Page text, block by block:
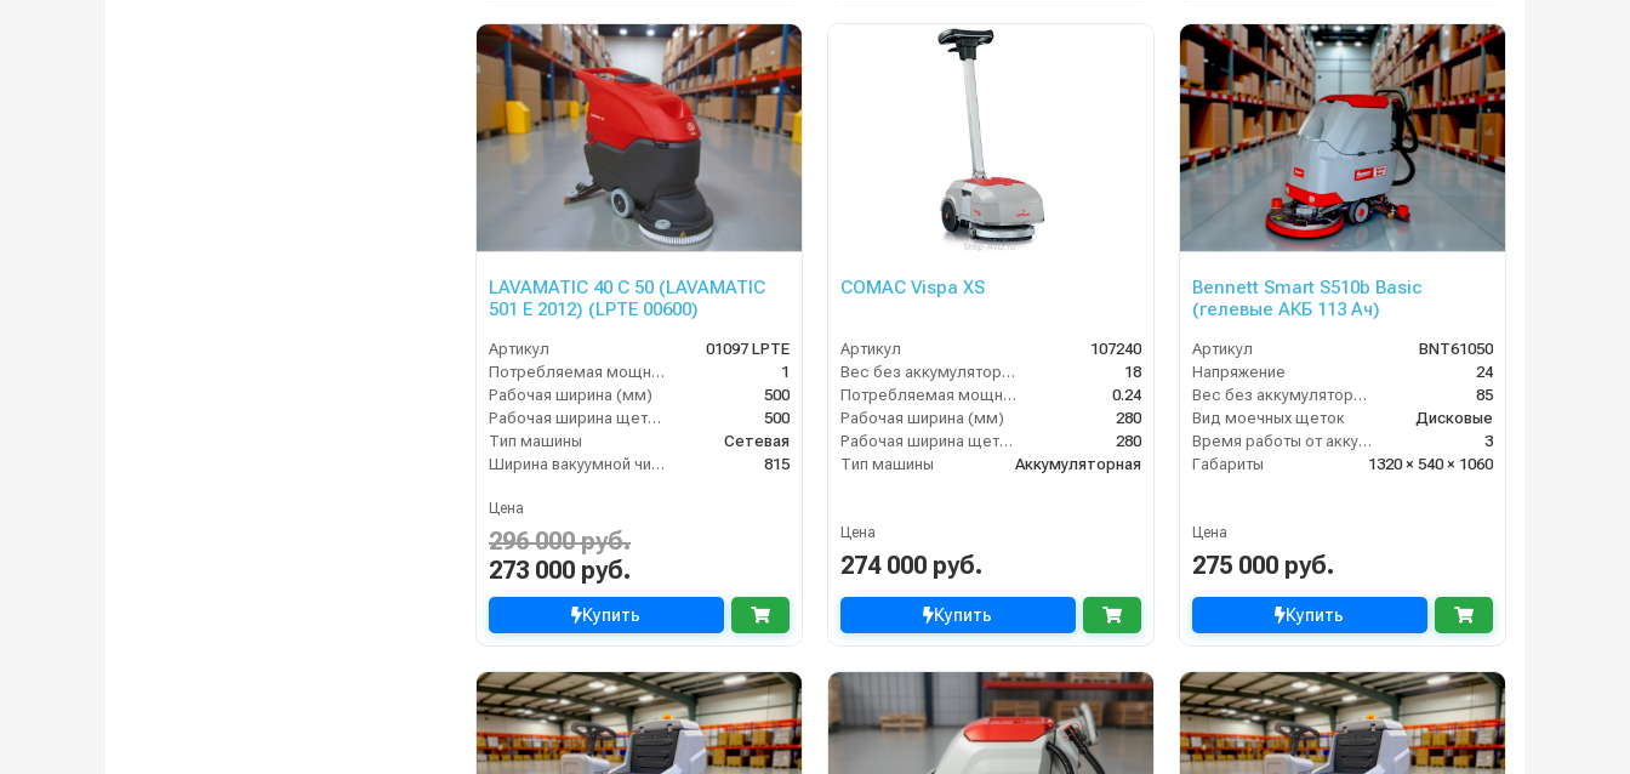
LAVAMATIC 40 C 50 (LAVAMATIC
501 E 2012) (LPTE 00600)
Артикул
01097 LPTE
Потребляемая мощность (кВт)
1
Рабочая ширина (мм)
500
Рабочая ширина щеток (мм)
500
Тип машины
Сетевая
Ширина вакуумной чистки (мм)
815
Цена
296 000 руб.
273 000 руб.
Купить
COMAC Vispa XS
Артикул
107240
Вес без аккумуляторов (кг)
18
Потребляемая мощность (кВт)
0.24
Рабочая ширина (мм)
280
Рабочая ширина щеток (мм)
280
Тип машины
Аккумуляторная
Цена
274 000 руб.
Купить
Bennett Smart S510b Basic
(гелевые АКБ 113 Ач)
Артикул
BNT61050
Напряжение
24
Вес без аккумуляторов (кг)
85
Вид моечных щеток
Дисковые
Время работы от аккумуляторов (ч)
3
Габариты
1320 × 540 × 1060
Цена
275 000 руб.
Купить